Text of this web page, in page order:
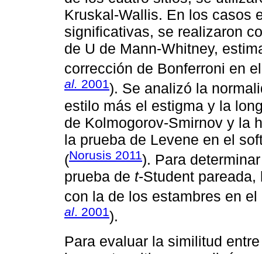
Kruskal-Wallis. En los casos
significativas, se realizaron
de U de Mann-Whitney,
corrección de Bonferroni en
al. 2001). Se analizó la
estilo más el estigma y la
de Kolmogorov-Smirnov y la
la prueba de Levene en el
(Norusis 2011). Para
prueba de t-Student
con la de los estambres en
al. 2001).
Para evaluar la similitud